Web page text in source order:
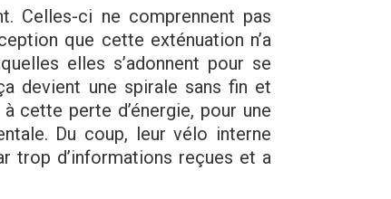
Celles-ci ne comprennent pas
que cette exténuation n’a
elles s’adonnent pour se
devient une spirale sans fin et
cette perte d’énergie, pour une
Du coup, leur vélo interne
trop d’informations reçues et a